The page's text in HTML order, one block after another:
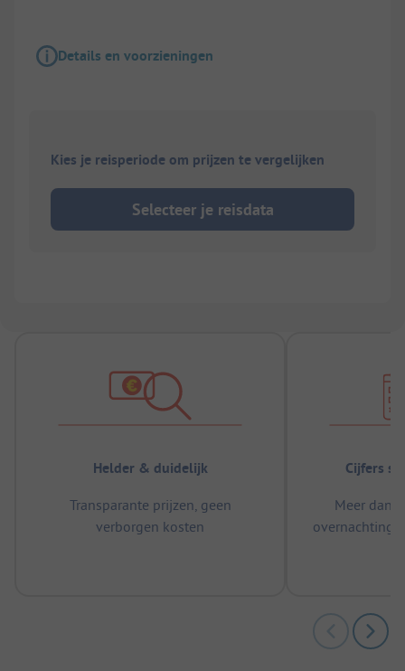
Details en voorzieningen
Kies je reisperiode om prijzen te vergelijken
Selecteer je reisdata
Helder & duidelijk
Transparante prijzen, geen
verborgen kosten
Cijfers
Meer dan